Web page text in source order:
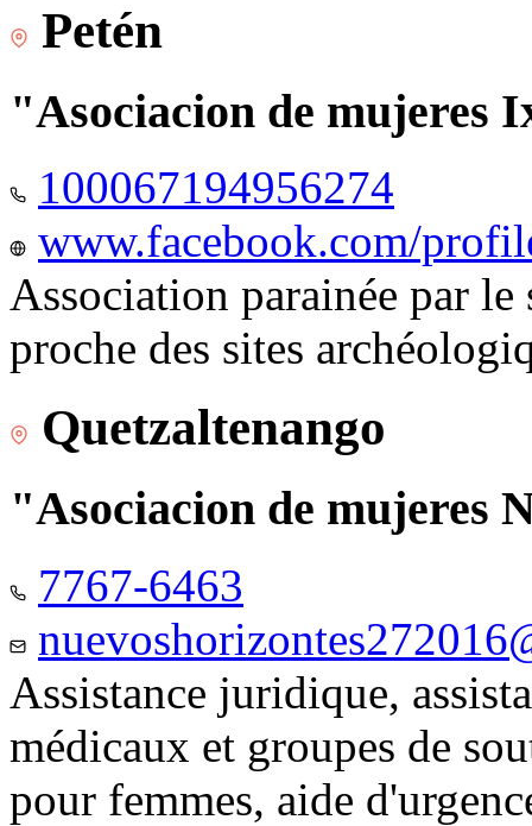
Petén
"Asociacion de mujeres
100067194956274
www.facebook.com/
Association parainée par
proche des sites
Quetzaltenango
"Asociacion de mujeres
7767-6463
Assistance juridique,
médicaux et groupes de
pour femmes, aide